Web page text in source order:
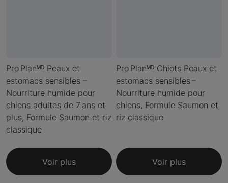
Pro Planᴹᴰ Peaux et
estomacs sensibles –
Nourriture humide pour
chiens adultes de 7 ans et
plus, Formule Saumon et riz
classique
Voir plus
Pro Planᴹᴰ Chiots Peaux et
estomacs sensibles –
Nourriture humide pour
chiens, Formule Saumon et
riz classique
Voir plus